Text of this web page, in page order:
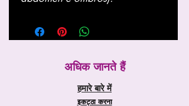
अधिक जानते हैं
हमारे बारे में
इकट्ठा करना